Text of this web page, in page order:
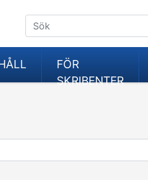
FÖR
SKRIBENTER